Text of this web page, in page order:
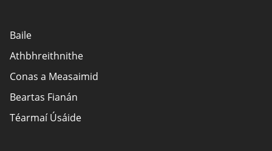
Baile
Athbhreithnithe
Conas a Measaimid
Beartas Fianán
Téarmaí Úsáide